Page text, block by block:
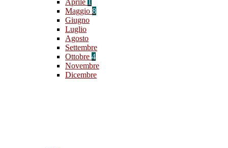
Aprile 1
Maggio 8
Giugno
Luglio
Agosto
Settembre
Ottobre 4
Novembre
Dicembre